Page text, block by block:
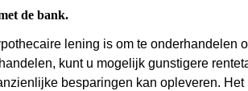
de bank.
lening is om te onderhandelen
kunt u mogelijk gunstigere
besparingen kan opleveren. Het